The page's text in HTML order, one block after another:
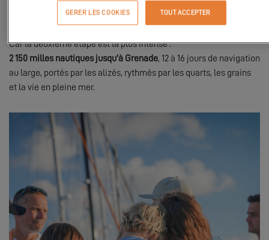
terre pour découvrir l’île, se reposer, bricoler, et profiter d’une
ambiance unique avant de s’élancer à nouveau.
Car la deuxième étape est la plus intense :
2 150 milles nautiques jusqu’à Grenade, 12 à 16 jours de navigation
au large, portés par les alizés, rythmés par les quarts, les grains
et la vie en pleine mer.
GERER LES COOKIES TOUT ACCEPTER